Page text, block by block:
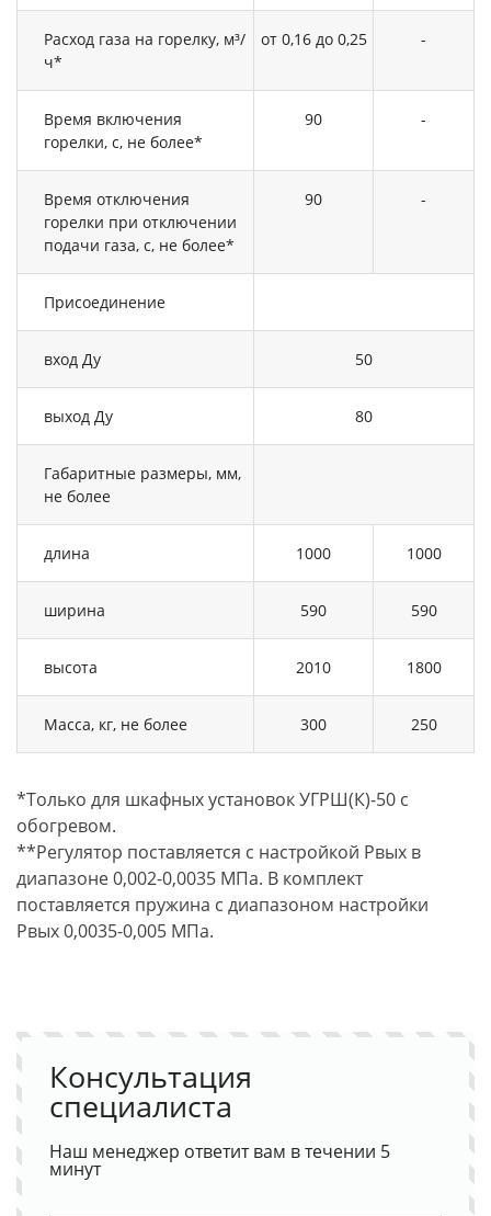
Расход газа на горелку, м³/
ч*
от 0,16 до 0,25 -
Время включения
горелки, с, не более*
90 -
Время отключения
горелки при отключении
подачи газа, с, не более*
90 -
Присоединение
вход Ду 50
выход Ду 80
Габаритные размеры, мм,
не более
длина 1000 1000
ширина 590 590
высота 2010 1800
Масса, кг, не более 300 250
*Только для шкафных установок УГРШ(К)-50 с
обогревом.
**Регулятор поставляется с настройкой Рвых в
диапазоне 0,002-0,0035 МПа. В комплект
поставляется пружина с диапазоном настройки
Рвых 0,0035-0,005 МПа.
Консультация
специалиста
Наш менеджер ответит вам в течении 5
минут